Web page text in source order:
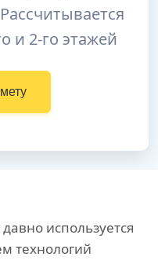
и 2-го этажей
используется
технологий